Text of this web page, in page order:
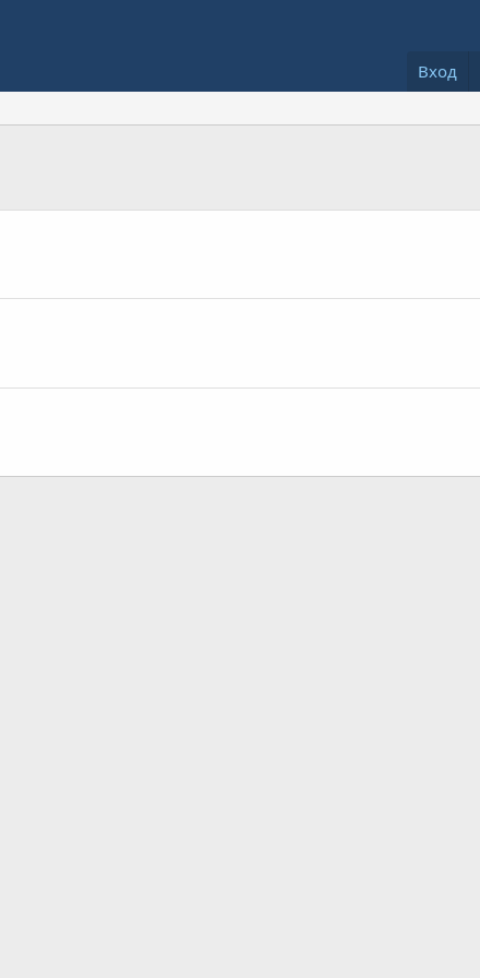
Вход